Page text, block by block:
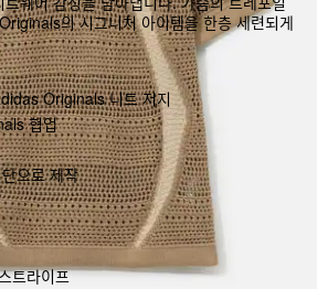
의 시그니처 아이템을 한층 세련되게
Originals 니트 저지
협업
으로 제작
트라이프